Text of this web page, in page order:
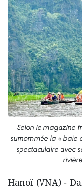
Selon le magazine
surnommée la « baie
spectaculaire avec
Hanoï (VNA) -